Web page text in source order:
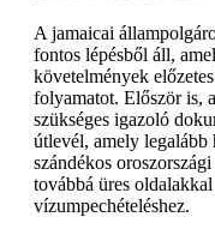
A jamaicai
fontos lépésből áll,
követelmények
folyamatot. Először is,
szükséges igazoló
útlevél, amely legalább
szándékos
továbbá üres
vízumpechételéshez.